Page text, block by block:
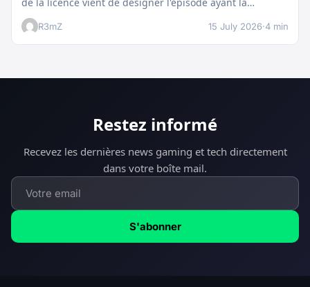
R3mZ 15 July 2026·4 min
Restez informé
Recevez les dernières news gaming et tech directement
dans votre boîte mail.
S'abonner